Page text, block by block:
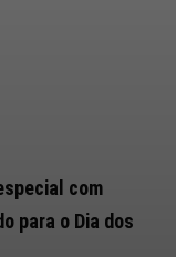
com
para o Dia dos